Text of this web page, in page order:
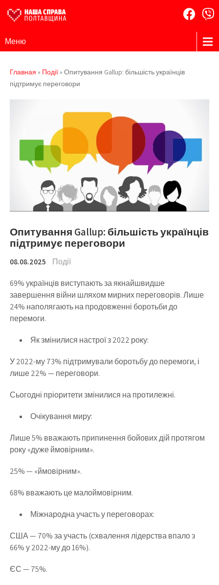
Справа
Полтавщина
організація
Меню
Главная » Події » Опитування Gallup: більшість українців
підтримує переговори
Опитування Gallup: більшість українців
підтримує переговори
08.08.2025 Події
69% українців виступають за якнайшвидше
завершення війни шляхом мирних переговорів. Лише
24% наполягають на продовженні боротьби до
перемоги.
Як змінилися настрої з 2022 року:
У 2022-му 73% підтримували боротьбу до перемоги, і
лише 22% — переговори.
Сьогодні пріоритети змінилися на протилежні.
Очікування миру:
Лише 5% вважають припинення бойових дій протягом
року «дуже ймовірним».
25% — «ймовірним».
68% вважають це малоймовірним.
Міжнародна участь у переговорах:
США — 70% за участь (схвалення лідерства впало з
66% у 2022-му до 16%).
ЄС — 75%.